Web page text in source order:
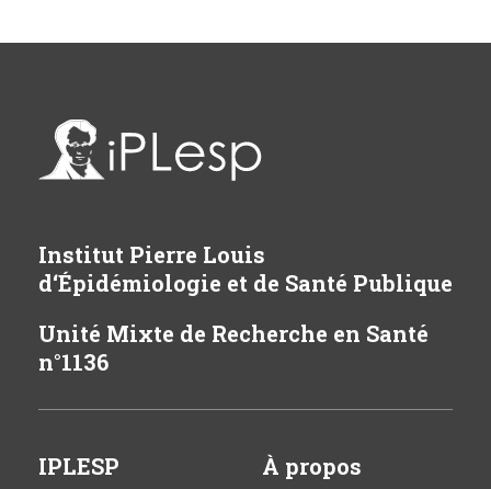
Institut Pierre Louis
d‘Épidémiologie et de Santé Publique
Unité Mixte de Recherche en Santé
n°1136
IPLESP À propos